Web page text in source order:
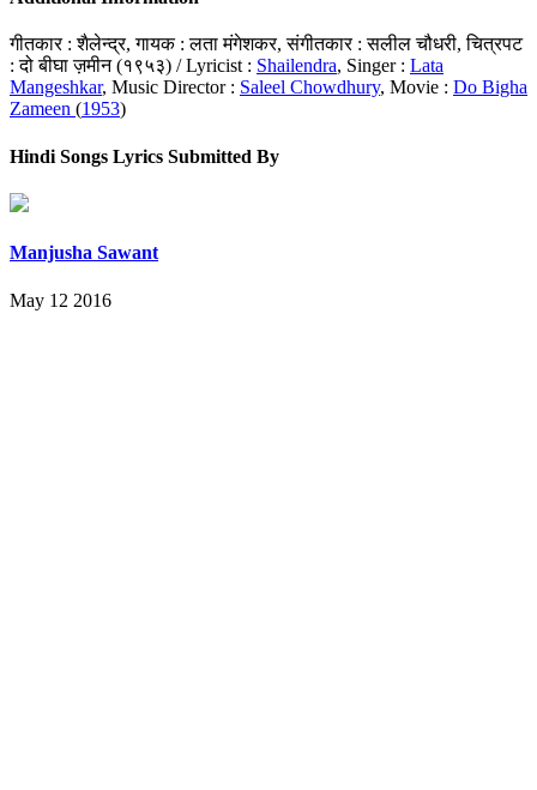
गीतकार : शैलेन्द्र, गायक : लता मंगेशकर, संगीतकार : सलील चौधरी, चित्रपट
: दो बीघा ज़मीन (१९५३) / Lyricist : Shailendra, Singer : Lata
Mangeshkar, Music Director : Saleel Chowdhury, Movie : Do Bigha
Zameen (1953)
Hindi Songs Lyrics Submitted By
Manjusha Sawant
May 12 2016